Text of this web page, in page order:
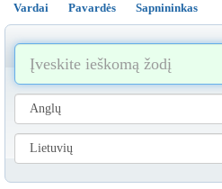
Vardai Pavardės Sapnininkas